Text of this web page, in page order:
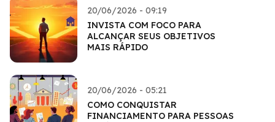
20/06/2026 - 09:19
INVISTA COM FOCO PARA
ALCANÇAR SEUS OBJETIVOS
MAIS RÁPIDO
20/06/2026 - 05:21
COMO CONQUISTAR
FINANCIAMENTO PARA PESSOAS